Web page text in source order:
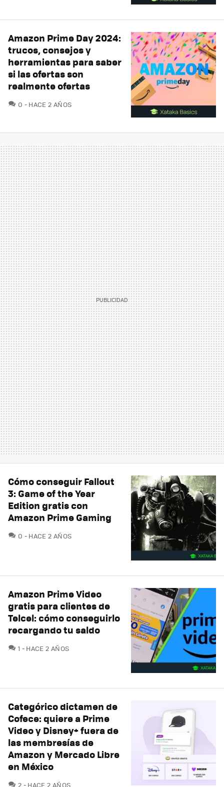
Amazon Prime Day 2024:
trucos, consejos y
herramientas para saber
si las ofertas son
realmente ofertas
0 COMENTARIOS
HACE 2 AÑOS
Cómo conseguir Fallout
3: Game of the Year
Edition gratis con
Amazon Prime Gaming
0 COMENTARIOS
HACE 2 AÑOS
Amazon Prime Video
gratis para clientes de
Telcel: cómo conseguirlo
recargando tu saldo
1 COMENTARIOS
HACE 2 AÑOS
Categórico dictamen de
Cofece: quiere a Prime
Video y Disney+ fuera de
las membresías de
Amazon y Mercado Libre
en México
2 COMENTARIOS
HACE 2 AÑOS